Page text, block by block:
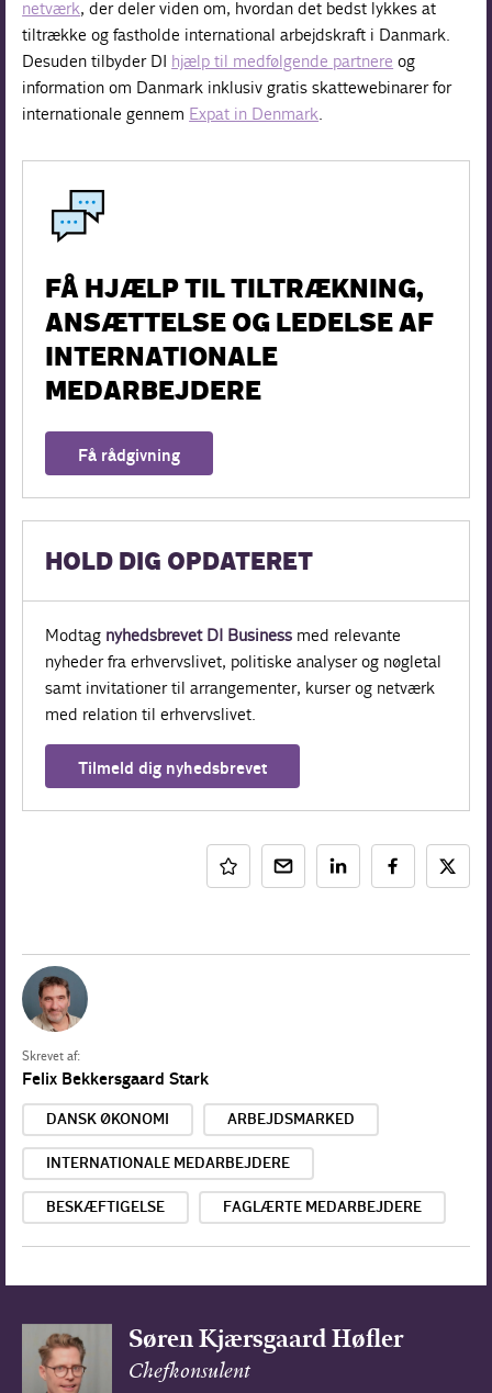
netværk, der deler viden om, hvordan det bedst lykkes at
tiltrække og fastholde international arbejdskraft i Danmark.
Desuden tilbyder DI hjælp til medfølgende partnere og
information om Danmark inklusiv gratis skattewebinarer for
internationale gennem Expat in Denmark
FÅ HJÆLP TIL TILTRÆKNING,
ANSÆTTELSE OG LEDELSE AF
INTERNATIONALE
MEDARBEJDERE
Få rådgivning
HOLD DIG OPDATERET
Modtag nyhedsbrevet DI Business med relevante
nyheder fra erhvervslivet, politiske analyser og nøgletal
samt invitationer til arrangementer, kurser og netværk
med relation til erhvervslivet.
Tilmeld dig nyhedsbrevet
Skrevet af:
Felix Bekkersgaard Stark
DANSK ØKONOMI ARBEJDSMARKED
INTERNATIONALE MEDARBEJDERE
BESKÆFTIGELSE FAGLÆRTE MEDARBEJDERE
Søren Kjærsgaard Høfler
Chefkonsulent